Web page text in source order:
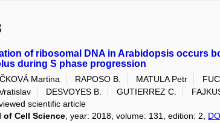
of ribosomal DNA in Arabidopsis occurs
during S phase progression
Martina RAPOSO B. MATULA Petr
DESVOYES B. GUTIERREZ C.
scientific article
of Cell Science , year: 2018, volume: 131, edition: 2,